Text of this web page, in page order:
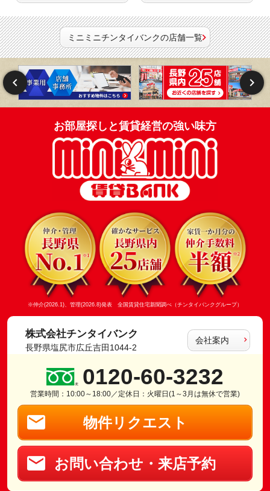
ミニミニチンタイバンクの店舗一覧
お部屋探しと賃貸経営の強い味方
※仲介(2026.1)、管理(2026.8)発表 全国賃貸住宅新聞調べ（チンタイバンクグループ）
株式会社チンタイバンク
長野県塩尻市広丘吉田1044-2
会社案内
0120-60-3232
営業時間：10:00～18:00／定休日：火曜日(1～3月は無休で営業)
物件リクエスト
お問い合わせ・来店予約